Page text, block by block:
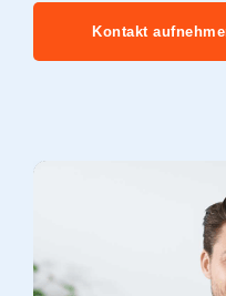
Kontakt